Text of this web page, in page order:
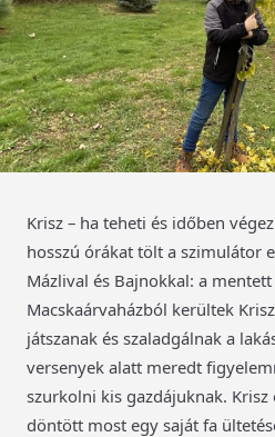
Krisz – ha teheti és időben
hosszú órákat tölt a szimulátor
Mázlival és Bajnokkal: a
Macskaárvaházból kerültek
játszanak és szaladgálnak a
versenyek alatt meredt
szurkolni kis gazdájuknak.
döntött most egy saját fa